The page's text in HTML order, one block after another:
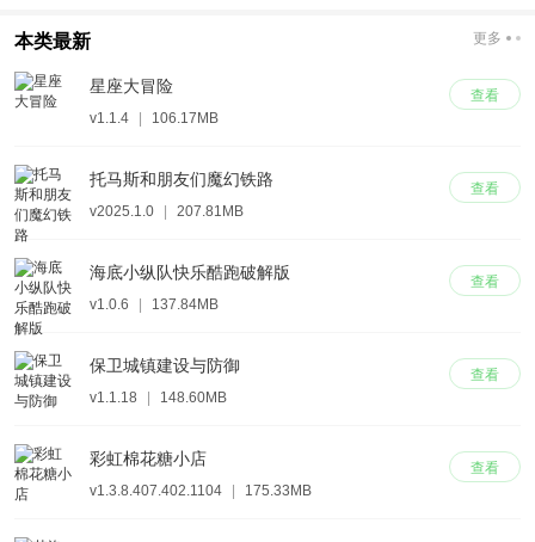
本类最新 更多
查看
星座大冒险
v1.1.4 106.17MB
查看
托马斯和朋友们魔幻铁路
v2025.1.0 207.81MB
查看
海底小纵队快乐酷跑破解版
v1.0.6 137.84MB
查看
保卫城镇建设与防御
v1.1.18 148.60MB
查看
彩虹棉花糖小店
v1.3.8.407.402.1104 175.33MB